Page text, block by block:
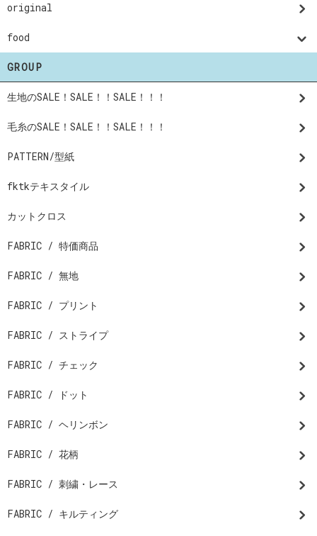
original
food
GROUP
生地のSALE！SALE！！SALE！！！
毛糸のSALE！SALE！！SALE！！！
PATTERN/型紙
fktkテキスタイル
カットクロス
FABRIC / 特価商品
FABRIC / 無地
FABRIC / プリント
FABRIC / ストライプ
FABRIC / チェック
FABRIC / ドット
FABRIC / ヘリンボン
FABRIC / 花柄
FABRIC / 刺繍・レース
FABRIC / キルティング